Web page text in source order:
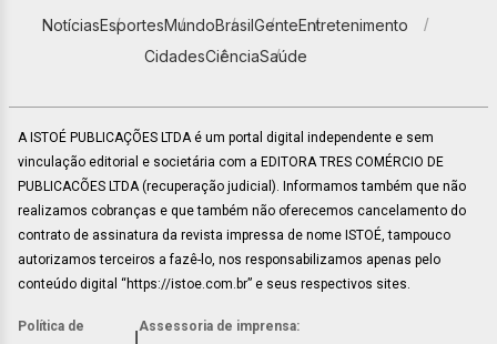
NotíciasEsportesMundoBrasilGenteEntretenimento
CidadesCiênciaSaúde
A ISTOÉ PUBLICAÇÕES LTDA é um portal digital independente e sem
vinculação editorial e societária com a EDITORA TRES COMÉRCIO DE
PUBLICACÕES LTDA (recuperação judicial). Informamos também que não
realizamos cobranças e que também não oferecemos cancelamento do
contrato de assinatura da revista impressa de nome ISTOÉ, tampouco
autorizamos terceiros a fazê-lo, nos responsabilizamos apenas pelo
conteúdo digital “https://istoe.com.br” e seus respectivos sites.
Política de
Assessoria de imprensa: